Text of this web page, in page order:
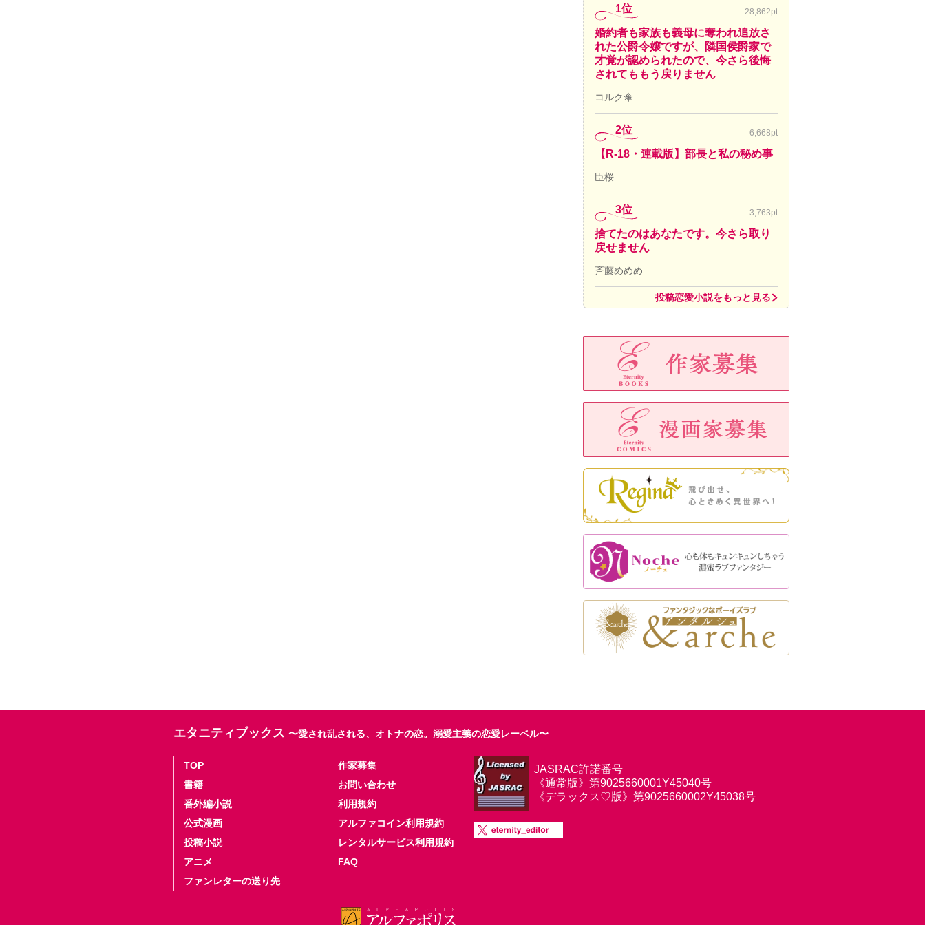
1位 28,862pt
婚約者も家族も義母に奪われ追放さ
れた公爵令嬢ですが、隣国侯爵家で
才覚が認められたので、今さら後悔
されてももう戻りません
コルク傘
2位 6,668pt
【R-18・連載版】部長と私の秘め事
臣桜
3位 3,763pt
捨てたのはあなたです。今さら取り
戻せません
斉藤めめめ
投稿恋愛小説をもっと見る
エタニティブックス 〜愛され乱される、オトナの恋。溺愛主義の恋愛レーベル〜
TOP
書籍
番外編小説
公式漫画
投稿小説
アニメ
ファンレターの送り先
作家募集
お問い合わせ
利用規約
アルファコイン利用規約
レンタルサービス利用規約
FAQ
JASRAC許諾番号
《通常版》第9025660001Y45040号
《デラックス♡版》第9025660002Y45038号